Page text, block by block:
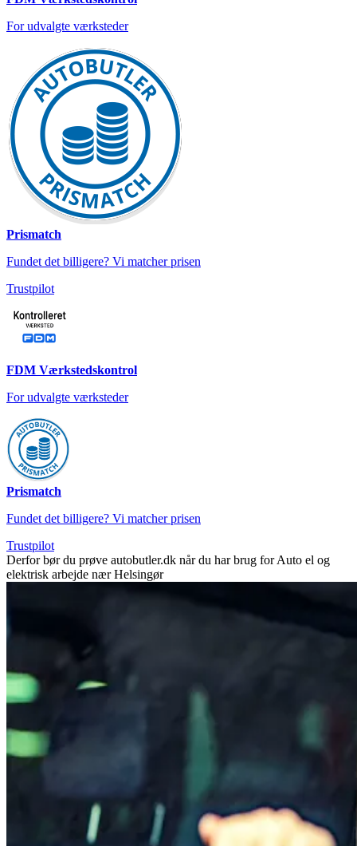
For udvalgte værksteder
Prismatch
Fundet det billigere? Vi matcher prisen
Trustpilot
FDM Værkstedskontrol
For udvalgte værksteder
Prismatch
Fundet det billigere? Vi matcher prisen
Trustpilot
Derfor bør du prøve autobutler.dk når du har brug for Auto el og
elektrisk arbejde nær Helsingør